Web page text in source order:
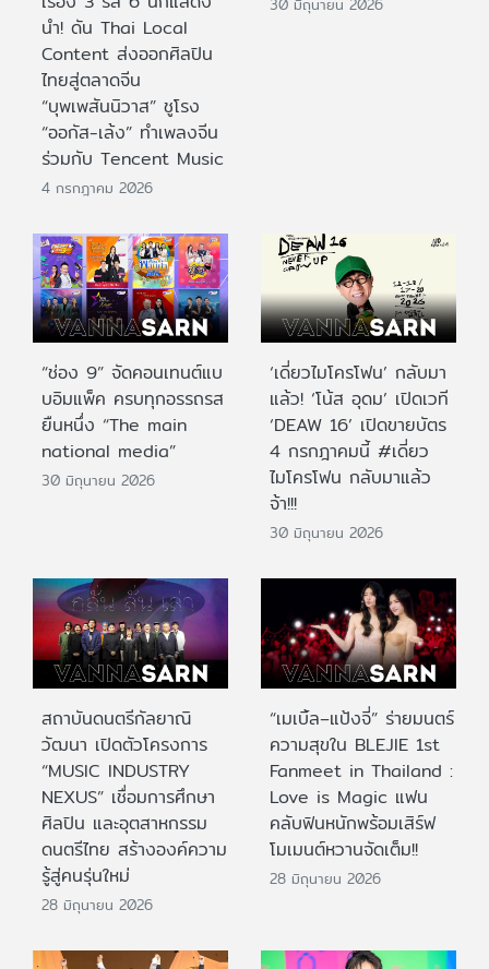
นำ! ดัน Thai Local
Content ส่งออกศิลปิน
ไทยสู่ตลาดจีน
“บุพเพสันนิวาส” ชูโรง
“ออกัส-เล้ง” ทำเพลงจีน
ร่วมกับ Tencent Music
4 กรกฎาคม 2026
“ช่อง 9” จัดคอนเทนต์แบ
บอิมแพ็ค ครบทุกอรรถรส
ยืนหนึ่ง “The main
national media”
30 มิถุนายน 2026
‘เดี่ยวไมโครโฟน’ กลับมา
แล้ว! ‘โน้ส อุดม’ เปิดเวที
‘DEAW 16’ เปิดขายบัตร
4 กรกฎาคมนี้ #เดี่ยว
ไมโครโฟน กลับมาแล้ว
จ้า!!!
30 มิถุนายน 2026
สถาบันดนตรีกัลยาณิ
วัฒนา เปิดตัวโครงการ
“MUSIC INDUSTRY
NEXUS” เชื่อมการศึกษา
ศิลปิน และอุตสาหกรรม
ดนตรีไทย สร้างองค์ความ
รู้สู่คนรุ่นใหม่
28 มิถุนายน 2026
“เมเบิ้ล–แป้งจี่” ร่ายมนตร์
ความสุขใน BLEJIE 1st
Fanmeet in Thailand :
Love is Magic แฟน
คลับฟินหนักพร้อมเสิร์ฟ
โมเมนต์หวานจัดเต็ม!!
28 มิถุนายน 2026